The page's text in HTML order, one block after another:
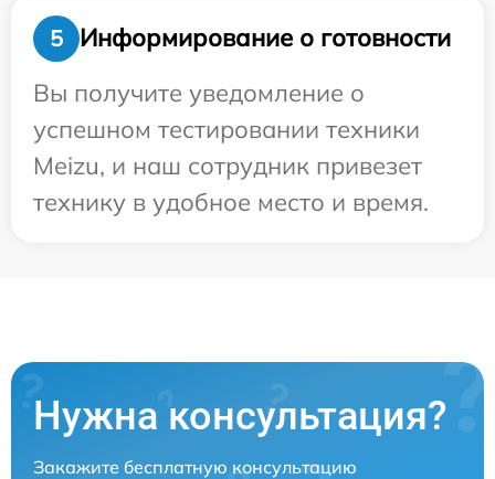
5
Информирование о готовности
Вы получите уведомление о
успешном тестировании техники
Meizu, и наш сотрудник привезет
технику в удобное место и время.
Нужна консультация?
Закажите бесплатную консультацию